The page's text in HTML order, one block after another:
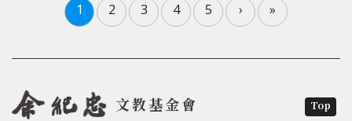
1 2 3 4 5 › »
文教基金會 Top